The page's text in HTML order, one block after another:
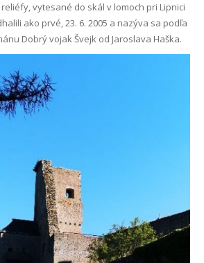
vytesané do skál v lomoch pri Lipnici
ako prvé, 23. 6. 2005 a nazýva sa podľa
Dobrý vojak Švejk od Jaroslava Haška.